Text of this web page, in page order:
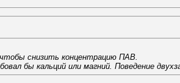
снизить концентрацию ПАВ.
бы кальций или магний. Поведение